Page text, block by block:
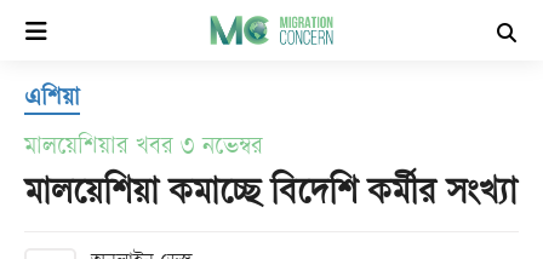
হোম
সর্বশেষ
এশিয়া
মালয়েশিয়ার খবর ৩ নভেম্বর
মালয়েশিয়া কমাচ্ছে বিদেশি কর্মীর সংখ্যা